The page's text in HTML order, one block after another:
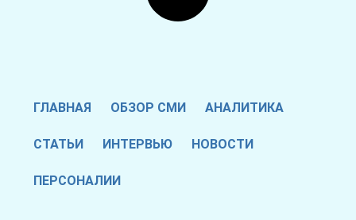
ГЛАВНАЯ ОБЗОР СМИ АНАЛИТИКА
СТАТЬИ ИНТЕРВЬЮ НОВОСТИ
ПЕРСОНАЛИИ